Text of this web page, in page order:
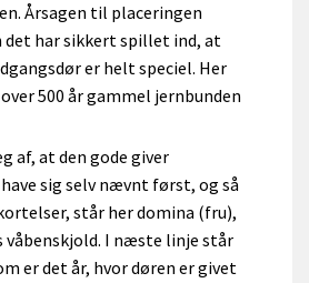
Årsagen til placeringen
det har sikkert spillet ind, at
er helt speciel. Her
500 år gammel jernbunden
af, at den gode giver
sig selv nævnt først, og så
står her domina (fru),
våbenskjold. I næste linje står
er det år, hvor døren er givet